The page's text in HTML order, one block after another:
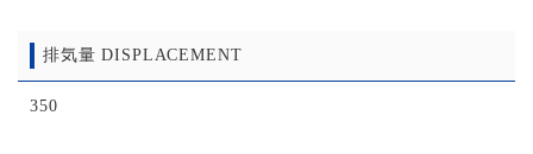
排気量 DISPLACEMENT
350